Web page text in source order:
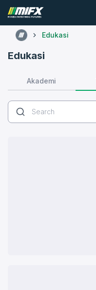
Edukasi
Edukasi
Akademi